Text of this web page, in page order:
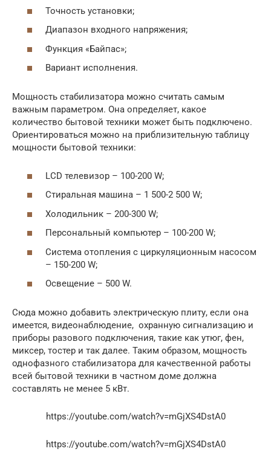
Точность установки;
Диапазон входного напряжения;
Функция «Байпас»;
Вариант исполнения.
Мощность стабилизатора можно считать самым
важным параметром. Она определяет, какое
количество бытовой техники может быть подключено.
Ориентироваться можно на приблизительную таблицу
мощности бытовой техники:
LCD телевизор – 100-200 W;
Стиральная машина – 1 500-2 500 W;
Холодильник – 200-300 W;
Персональный компьютер – 100-200 W;
Система отопления с циркуляционным насосом
– 150-200 W;
Освещение – 500 W.
Сюда можно добавить электрическую плиту, если она
имеется, видеонаблюдение, охранную сигнализацию и
приборы разового подключения, такие как утюг, фен,
миксер, тостер и так далее. Таким образом, мощность
однофазного стабилизатора для качественной работы
всей бытовой техники в частном доме должна
составлять не менее 5 кВт.
https://youtube.com/watch?v=mGjXS4DstA0
https://youtube.com/watch?v=mGjXS4DstA0